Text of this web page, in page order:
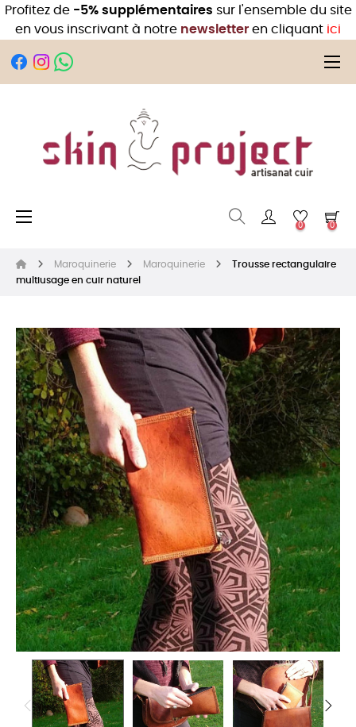
Profitez de-5% supplémentaires sur l'ensemble du site
en vous inscrivant à notre newsletter en cliquant ici
☰
Basculer la navigation
☰
0 0
Maroquinerie Maroquinerie
Trousse rectangulaire
multiusage en cuir naturel